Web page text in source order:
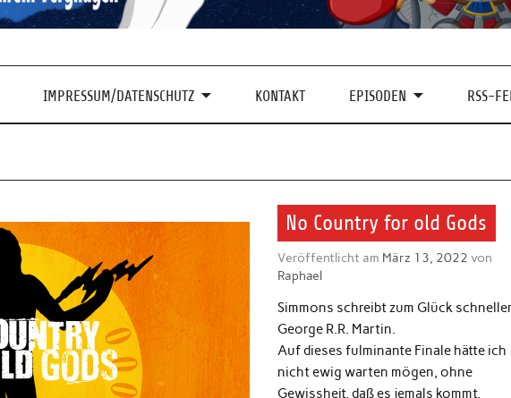
IMPRESSUM/DATENSCHUTZ KONTAKT EPISODEN RSS-
No Country for old Gods
Veröffentlicht am März 13, 2022 von
Raphael
Simmons schreibt zum Glück
George R.R. Martin.
Auf dieses fulminante Finale hätte ich
nicht ewig warten mögen, ohne
Gewissheit, daß es jemals kommt.